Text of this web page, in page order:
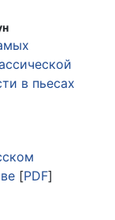
в пьесах
[PDF]